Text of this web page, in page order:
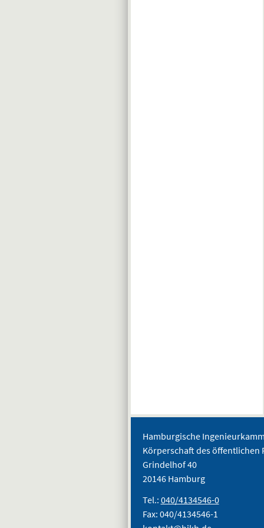
Hamburgische
Körperschaft des öffentlichen
Grindelhof 40
20146 Hamburg
Tel.: 040/4134546-0
Fax: 040/4134546-1